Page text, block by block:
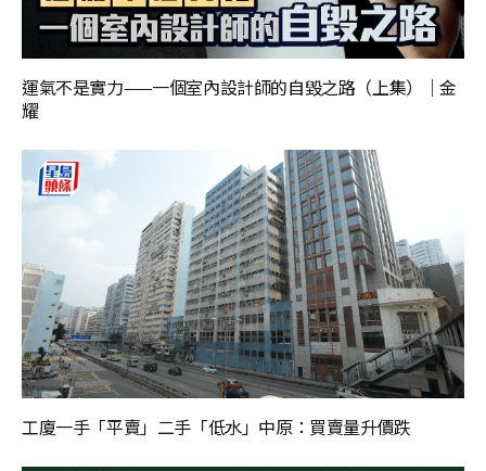
運氣不是實力——一個室內設計師的自毀之路（上集）｜金
耀
工廈一手「平賣」二手「低水」中原：買賣量升價跌